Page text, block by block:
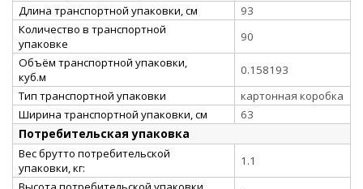
Длина транспортной упаковки, см
93
Количество в транспортной
упаковке
90
Объём транспортной упаковки,
куб.м
0.158193
Тип транспортной упаковки
картонная коробка
Ширина транспортной упаковки, см
63
Потребительская упаковка
Вес брутто потребительской
упаковки, кг:
1.1